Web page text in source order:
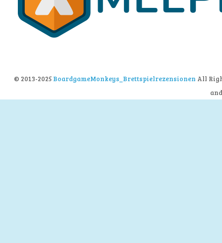
© 2013-2025 BoardgameMonkeys_Brettspielrezensionen All